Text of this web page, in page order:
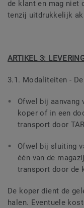
de klant en mag niet
tenzij uitdrukkelijk
ARTIKEL 3:
3.1. Modaliteiten -
Ofwel bij aanvang
koper of in een
transport door
Ofwel bij sluiting
één van de
transport door de
De koper dient de
halen. Eventuele